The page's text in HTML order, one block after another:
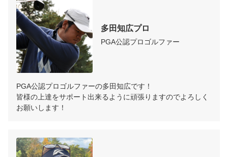
多田知広プロ
PGA公認プロゴルファー
PGA公認プロゴルファーの多田知広です！
皆様の上達をサポート出来るように頑張りますのでよろしく
お願いします！